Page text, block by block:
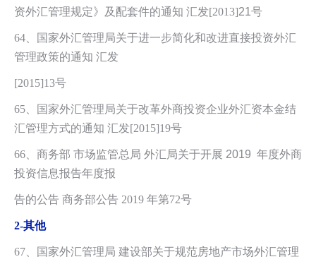
资外汇管理规定》及配套件的通知 汇发[2013]21号
64、国家外汇管理局关于进一步简化和改进直接投资外汇
管理政策的通知 汇发
[2015]13号
65、国家外汇管理局关于改革外商投资企业外汇资本金结
汇管理方式的通知 汇发[2015]19号
66、 商务部 市场监管总局 外汇局关于开展 2019 年度外商
投资信息报告年度报
告的公告 商务部公告 2019 年第72号
2-其他
67、国家外汇管理局 建设部关于规范房地产市场外汇管理